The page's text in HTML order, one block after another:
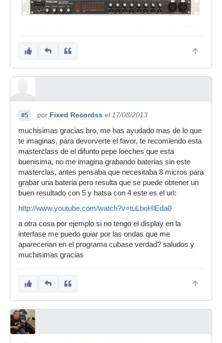
#5 por Fixed Recordss el 17/08/2013
muchisimas gracias bro, me has ayudado mas de lo que
te imaginas, para devorverte el favor, te recomiendo esta
masterclass de el difunto pepe loeches que esta
buenisima, no me imagina grabando baterias sin este
masterclas, antes pensaba que necesitaba 8 micros para
grabar una bateria pero resulta que se puede obtener un
buen resultado con 5 y hatsa con 4 este es el url:
http://www.youtube.com/watch?v=tuLboHlEda0
a otra cosa por ejemplo si no tengo el display en la
interfase me puedo guiar por las ondas que me
aparecerian en el programa cubase verdad? saludos y
muchisimas gracias